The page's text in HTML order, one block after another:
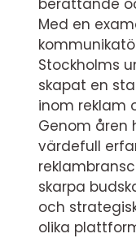
berättande
Med en
Stockholms
skapat en
inom reklam
Genom åren
värdefull
skarpa
och
olika